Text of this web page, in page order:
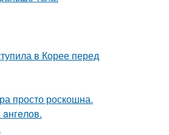
в Корее перед
просто роскошна.